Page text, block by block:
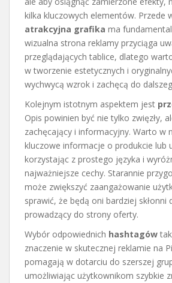
kilka kluczowych elementów. Przede
atrakcyjna grafika ma
wizualna strona reklamy przyciąga
przeglądających tablice, dlatego
w tworzenie estetycznych i
wychwycą wzrok i zachęcą do
Kolejnym istotnym aspektem jest
Opis powinien być nie tylko zwięzły,
zachęcający i informacyjny. Warto w
kluczowe informacje o produkcie lub
korzystając z prostego języka i
najważniejsze cechy. Starannie
może zwiększyć zaangażowanie
sprawić, że będą oni bardziej skłonni
prowadzący do strony oferty.
Wybór odpowiednich hashtagów
znaczenie w skutecznej reklamie na
pomagają w dotarciu do szerszej
umożliwiając użytkownikom szybkie